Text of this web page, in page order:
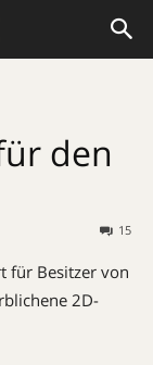
den
15
für Besitzer von
2D-